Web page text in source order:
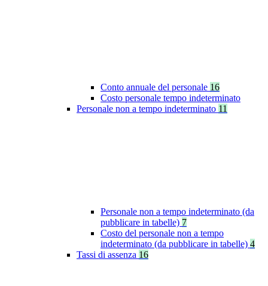
Conto annuale del personale 16
Costo personale tempo indeterminato
Personale non a tempo indeterminato 11
Personale non a tempo indeterminato (da
pubblicare in tabelle) 7
Costo del personale non a tempo
indeterminato (da pubblicare in tabelle) 4
Tassi di assenza 16